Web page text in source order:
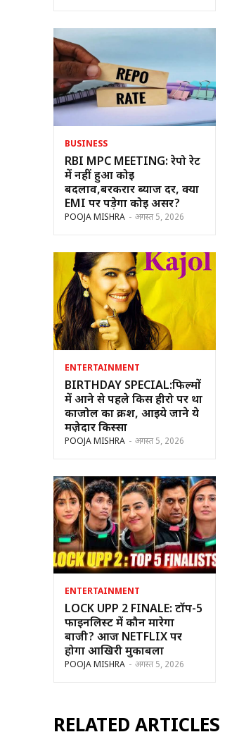
BUSINESS
RBI MPC MEETING: रेपो रेट
में नहीं हुआ कोई
बदलाव,बरकरार ब्याज दर, क्या
EMI पर पड़ेगा कोई असर?
POOJA MISHRA - अगस्त 5, 2026
ENTERTAINMENT
BIRTHDAY SPECIAL:फिल्मों
में आने से पहले किस हीरो पर था
काजोल का क्रश, आइये जाने ये
मज़ेदार किस्सा
POOJA MISHRA - अगस्त 5, 2026
ENTERTAINMENT
LOCK UPP 2 FINALE: टॉप-5
फाइनलिस्ट में कौन मारेगा
बाजी? आज NETFLIX पर
होगा आखिरी मुकाबला
POOJA MISHRA - अगस्त 5, 2026
RELATED ARTICLES